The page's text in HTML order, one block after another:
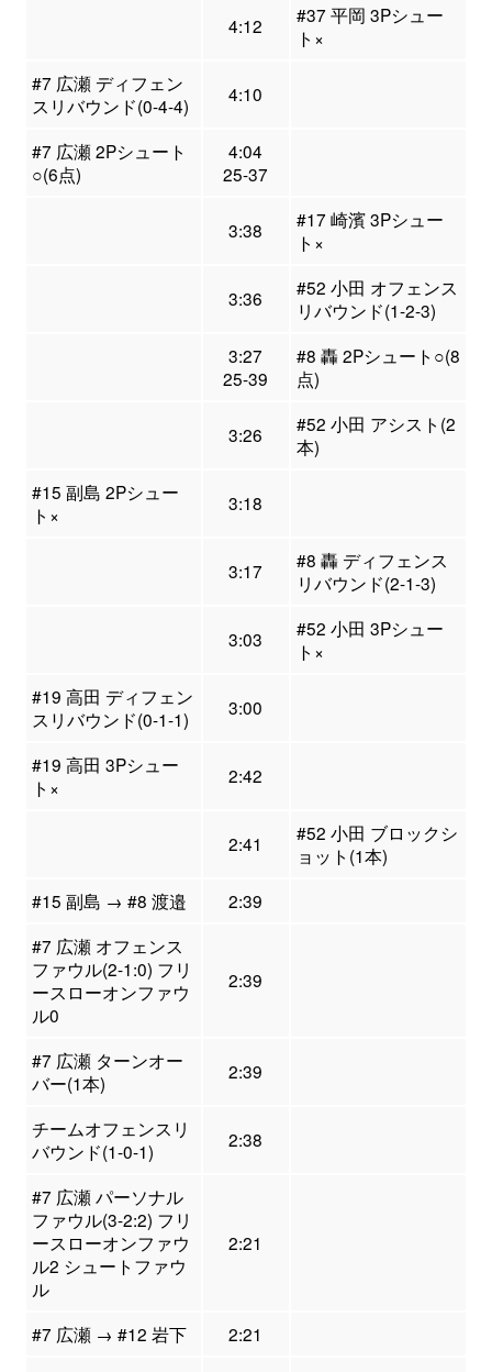
4:12
#37 平岡 3Pシュー
ト×
#7 広瀬 ディフェン
スリバウンド(0-4-4)
4:10
#7 広瀬 2Pシュート
○(6点)
4:04
25-37
3:38
#17 崎濱 3Pシュー
ト×
3:36
#52 小田 オフェンス
リバウンド(1-2-3)
3:27
25-39
#8 轟 2Pシュート○(8
点)
3:26
#52 小田 アシスト(2
本)
#15 副島 2Pシュー
ト×
3:18
3:17
#8 轟 ディフェンス
リバウンド(2-1-3)
3:03
#52 小田 3Pシュー
ト×
#19 高田 ディフェン
スリバウンド(0-1-1)
3:00
#19 高田 3Pシュー
ト×
2:42
2:41
#52 小田 ブロックシ
ョット(1本)
#15 副島 → #8 渡邉
2:39
#7 広瀬 オフェンス
ファウル(2-1:0) フリ
ースローオンファウ
ル0
2:39
#7 広瀬 ターンオー
バー(1本)
2:39
チームオフェンスリ
バウンド(1-0-1)
2:38
#7 広瀬 パーソナル
ファウル(3-2:2) フリ
ースローオンファウ
ル2 シュートファウ
ル
2:21
#7 広瀬 → #12 岩下
2:21